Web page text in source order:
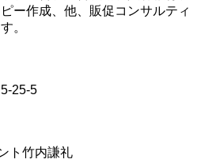
ー作成、他、販促コンサルティ
。
25-5
ト竹内謙礼